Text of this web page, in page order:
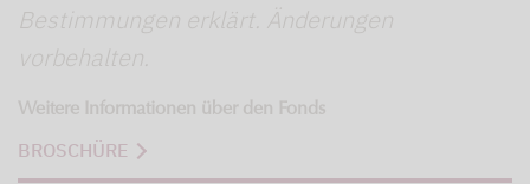
Bestimmungen erklärt. Änderungen
vorbehalten.
Weitere Informationen über den Fonds
BROSCHÜRE